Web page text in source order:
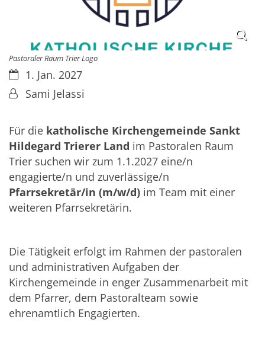
Pastoraler Raum Trier Logo
Datum:1. Jan. 2027
Von:Sami Jelassi
Für die katholische Kirchengemeinde Sankt
Hildegard Trierer Land im Pastoralen Raum
Trier suchen wir zum 1.1.2027 eine/n
engagierte/n und zuverlässige/n
Pfarrsekretär/in (m/w/d) im Team mit einer
weiteren Pfarrsekretärin.
Die Tätigkeit erfolgt im Rahmen der pastoralen
und administrativen Aufgaben der
Kirchengemeinde in enger Zusammenarbeit mit
dem Pfarrer, dem Pastoralteam sowie
ehrenamtlich Engagierten.